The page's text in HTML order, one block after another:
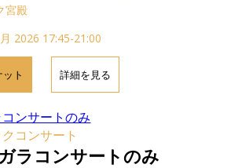
宮殿
2026 17:45-21:00
ト 詳細を見る
コンサート
ラコンサートのみ